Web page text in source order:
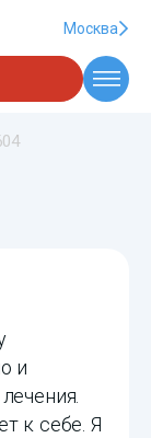
Москва
и
к себе. Я